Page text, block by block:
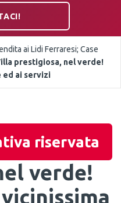
ai Lidi Ferraresi; Case
prestigiosa, nel verde!
ed ai servizi
riservata
verde!